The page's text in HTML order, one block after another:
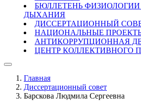
БЮЛЛЕТЕНЬ
ДЫХАНИЯ
ДИССЕРТАЦИОННЫЙ
НАЦИОНАЛЬНЫЕ
АНТИКОРРУПЦИОННАЯ
ЦЕНТР КОЛЛЕКТИВНОГО
Главная
Диссертационный совет
Барскова Людмила Сергеевна